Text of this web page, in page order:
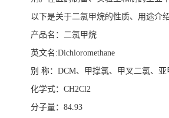
以下是关于二氯甲烷的性质、用途介绍
产品名： 二氯甲烷
英文名 :Dichloromethane
别 称： DCM、 甲撑氯、甲叉二氯、亚
化学式： CH2Cl2
分子量： 84.93